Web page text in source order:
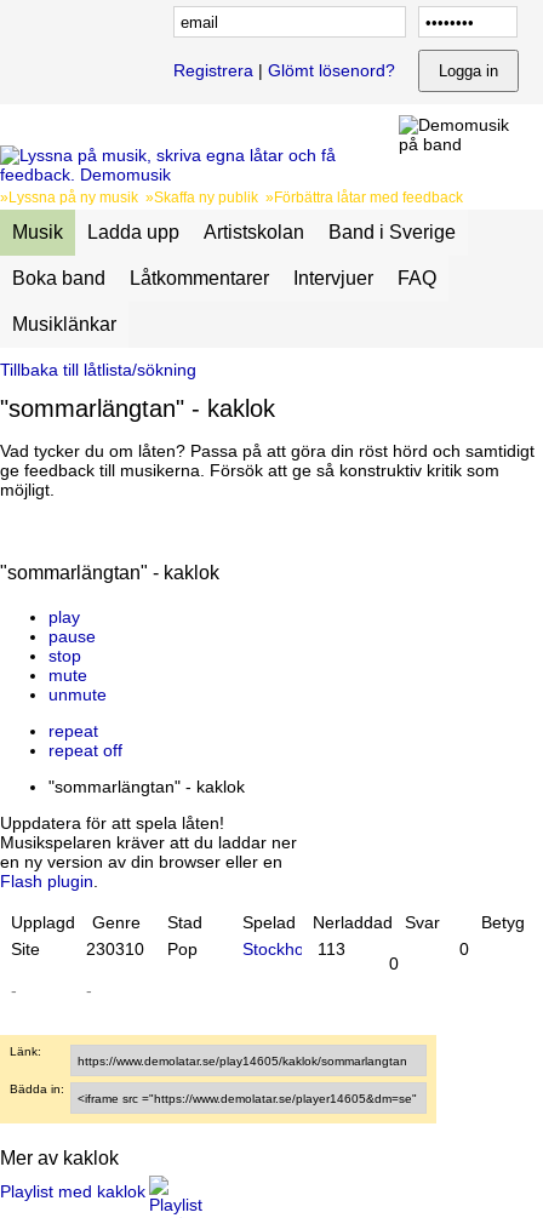
Registrera | Glömt lösenord?
»Lyssna på ny musik »Skaffa ny publik »Förbättra låtar med feedback
Musik Ladda upp Artistskolan Band i Sverige
Boka band Låtkommentarer Intervjuer FAQ
Musiklänkar
Tillbaka till låtlista/sökning
"sommarlängtan" - kaklok
Vad tycker du om låten? Passa på att göra din röst hörd och samtidigt
ge feedback till musikerna. Försök att ge så konstruktiv kritik som
möjligt.
"sommarlängtan" - kaklok
play
pause
stop
mute
unmute
repeat
repeat off
"sommarlängtan" - kaklok
Uppdatera för att spela låten!
Musikspelaren kräver att du laddar ner
en ny version av din browser eller en
Flash plugin.
Upplagd Genre Stad Spelad Nerladdad Svar
Betyg
Site
230310 Pop Stockholm113
0
0
- -
Länk:
Bädda in:
Mer av kaklok
Playlist med kaklok